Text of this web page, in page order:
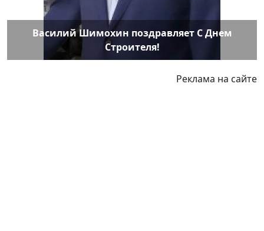
Василий Шимохин поздравляет С Днем
Строителя!
Реклама на сайте